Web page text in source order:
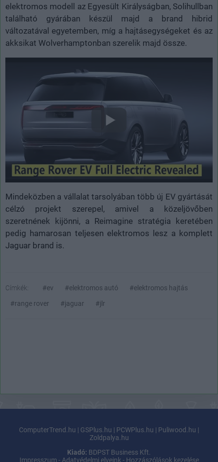
elektromos modell az Egyesült Királyságban, Solihullban
található gyárában készül majd a brand hibrid
változatával egyetemben, míg a hajtásegységeket és az
akksikat Wolverhamptonban szerelik majd össze.
Mindeközben a vállalat tarsolyában több új EV gyártását
célzó projekt szerepel, amivel a közeljövőben
szeretnének kijönni, a Reimagine stratégia keretében
pedig hamarosan teljesen elektromos lesz a komplett
Jaguar brand is.
Címkék: #ev #elektromos autó
#elektromos hajtás
#range rover
#jaguar #jlr
ComputerTrend.hu | GSPlus.hu | PCWPlus.hu | Puliwood.hu |
Zoldpalya.hu
Kiadó: BDPST Business Kft.
Impresszum - Adatvédelmi elveink - Hozzászólások kezelése